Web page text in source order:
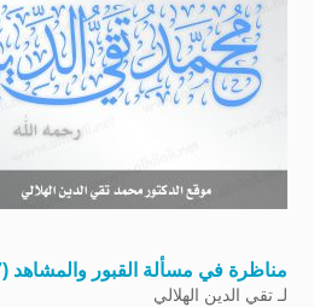
مناظرة في مسألة القبور والمشاهد (7)
لـتقي الدين الهلالي